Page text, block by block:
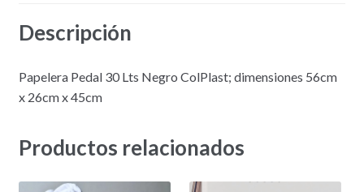
Descripción
Papelera Pedal 30 Lts Negro ColPlast; dimensiones 56cm
x 26cm x 45cm
Productos relacionados